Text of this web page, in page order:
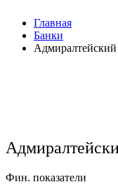
Главная
Банки
Адмиралтейский
Фин. показатели